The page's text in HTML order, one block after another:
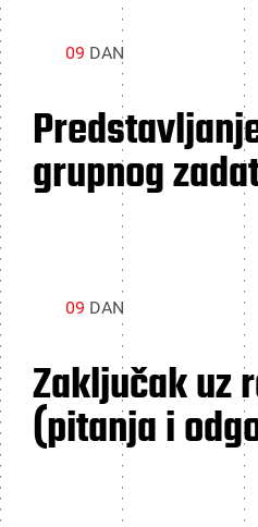
09 DAN
grupnog
09 DAN
Zaključak uz
(pitanja i